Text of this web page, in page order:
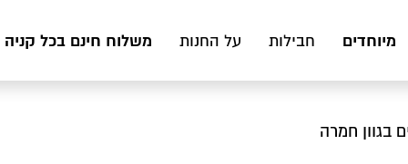
מיוחדים חבילות על החנות משלוח חינם בכל קניה מעל 199 ₪
בגוון חמרה